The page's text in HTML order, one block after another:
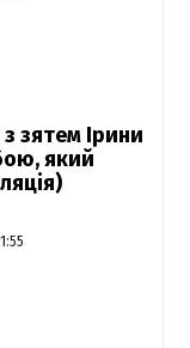
зятем Ірини
який